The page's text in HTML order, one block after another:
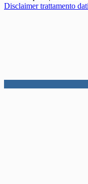
Disclaimer trattamento